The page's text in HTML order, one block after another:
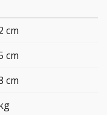
cm
cm
cm